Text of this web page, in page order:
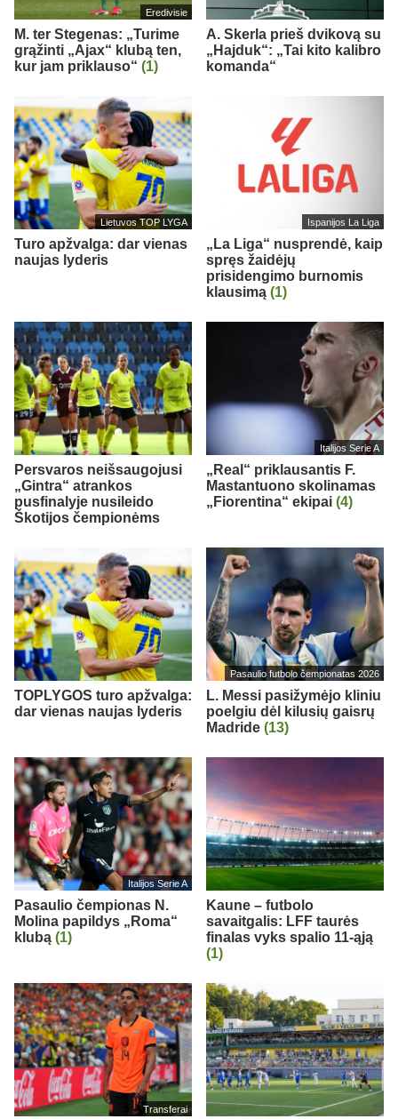
Eredivisie
M. ter Stegenas: „Turime
grąžinti „Ajax“ klubą ten,
kur jam priklauso“ (1)
A. Skerla prieš dvikovą su
„Hajduk“: „Tai kito kalibro
komanda“
Lietuvos TOP LYGA
Turo apžvalga: dar vienas
naujas lyderis
Ispanijos La Liga
„La Liga“ nusprendė, kaip
spręs žaidėjų
prisidengimo burnomis
klausimą (1)
Persvaros neišsaugojusi
„Gintra“ atrankos
pusfinalyje nusileido
Škotijos čempionėms
Italijos Serie A
„Real“ priklausantis F.
Mastantuono skolinamas
„Fiorentina“ ekipai (4)
TOPLYGOS turo apžvalga:
dar vienas naujas lyderis
Pasaulio futbolo čempionatas 2026
L. Messi pasižymėjo kliniu
poelgiu dėl kilusių gaisrų
Madride (13)
Italijos Serie A
Pasaulio čempionas N.
Molina papildys „Roma“
klubą (1)
Kaune – futbolo
savaitgalis: LFF taurės
finalas vyks spalio 11-ąją
(1)
Transferai